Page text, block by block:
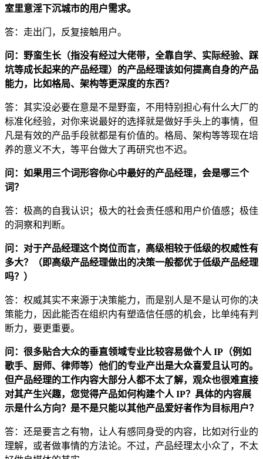
室里意淫下沉城市的用户需求。
答：走出门，反复接触用户。
问：野蛮生长（指没有经过大佬带，全靠自学、实际经验、踩
坑等成长起来的产品经理）的产品经理该如何提高自身的产品
能力，比如格局、架构等更深度的东西？
答：其实没必要在意是不是野蛮，不用特别担心有什么大厂的
标准化经验，对你来说最好的选择就是做好手头上的事情，但
凡是有效的产品手段就都是有价值的。格局、架构等等现在培
养的意义不大，等平台做大了再研究也不迟。
问：如果用三个词形容你心中最好的产品经理，会是哪三个
词？
答：极高的自我认识；极大的社会责任感和用户价值感；极佳
的洞察和判断。
问：对于产品经理这个岗位而言，高级相较于低级的权威性有
多大？（即高级产品经理做出的决策一般都优于低级产品经理
吗？）
答：权威其实不来源于决策能力，而是别人是不是认可你的决
策能力，因此能否在组织内有塑造信任感的机会，比单纯有判
断力，要更重要。
问：很多贴合大众的垂直领域专业比较容易做个人 IP（例如
歌手、厨师、律师等）他们的专业产出是大众喜爱且认可的。
但产品经理的工作内容大部分人都不太了解，观众也很难直接
对其产生兴趣，您觉得产品如何构建个人 IP？具体的内容展
示是什么方向？是不是只能以其他产品爱好者作为目标用户？
答：还是要言之有物，让人有感同身受的内容，比如对行业的
理解，或者做事情的方法论。不过，产品经理太小众了，不太